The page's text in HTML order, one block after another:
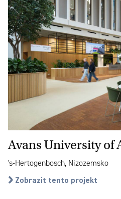
Avans University of
's-Hertogenbosch, Nizozemsko
Zobrazit tento projekt